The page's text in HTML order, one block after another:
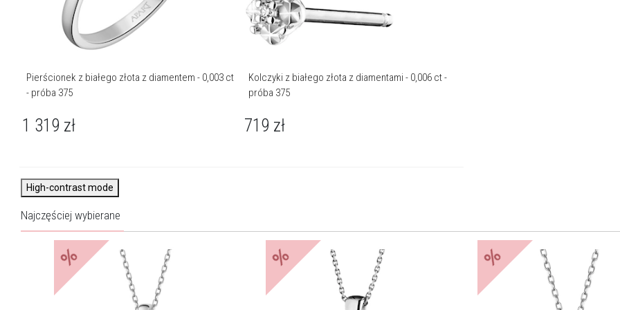
Pierścionek z białego złota z diamentem - 0,003 ct
- próba 375
1 319 zł
Kolczyki z białego złota z diamentami - 0,006 ct -
próba 375
719 zł
High-contrast mode
Najczęściej wybierane
% % %